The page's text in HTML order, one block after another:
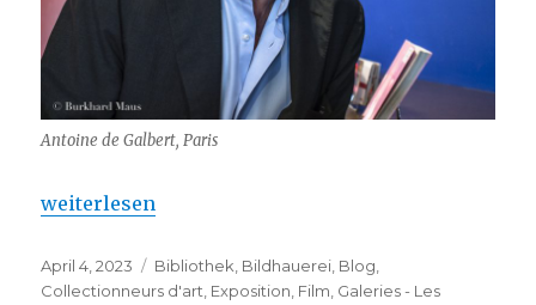
Antoine de Galbert, Paris
„Fondation Antoine de Galbert – 20 ans d’art“
weiterlesen
Veröffentlicht
am
April 4, 2023 Kategorien
Bibliothek, Bildhauerei, Blog,
Collectionneurs d'art, Exposition, Film, Galeries - Les